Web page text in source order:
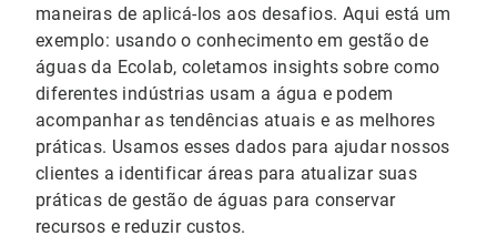
maneiras de aplicá-los aos desafios. Aqui está um
exemplo: usando o conhecimento em gestão de
águas da Ecolab, coletamos insights sobre como
diferentes indústrias usam a água e podem
acompanhar as tendências atuais e as melhores
práticas. Usamos esses dados para ajudar nossos
clientes a identificar áreas para atualizar suas
práticas de gestão de águas para conservar
recursos e reduzir custos.